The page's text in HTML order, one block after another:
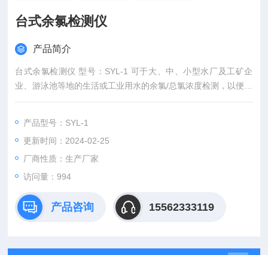
台式余氯检测仪
产品简介
台式余氯检测仪 型号：SYL-1 可于大、中、小型水厂及工矿企
业、游泳池等地的生活或工业用水的余氯/总氯浓度检测，以便控
制水的余氯/总氯达到规定的水质标准
产品型号：SYL-1
更新时间：2024-02-25
厂商性质：生产厂家
访问量：994
产品咨询 15562333119